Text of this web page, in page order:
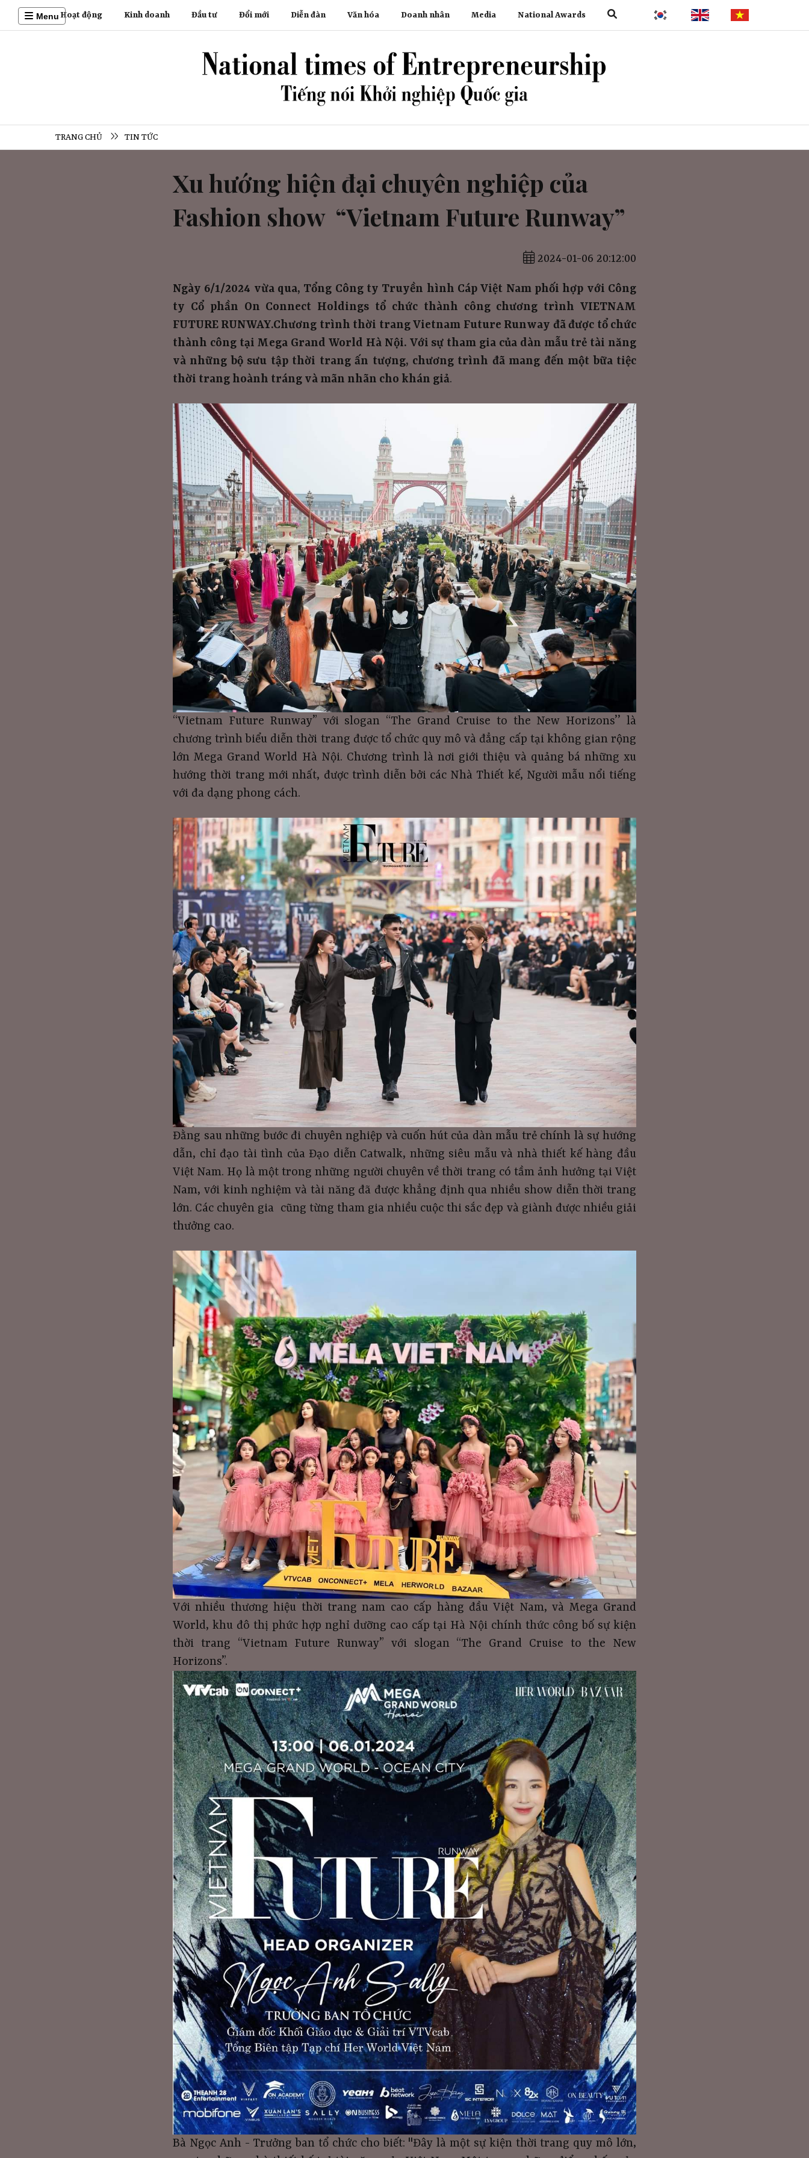
MenuHoạt động Kinh doanh Đầu tư Đổi mới Diễn đàn Văn hóa Doanh nhân Media National Awards
TRANG CHỦ TIN TỨC
Xu hướng hiện đại chuyên nghiệp của
Fashion show ​ “Vietnam Future Runway”
2024-01-06 20:12:00
Ngày 6/1/2024 vừa qua, Tổng Công ty Truyền hình Cáp Việt Nam phối hợp với Công
ty Cổ phần On Connect Holdings tổ chức thành công chương trình VIETNAM
FUTURE RUNWAY.Chương trình thời trang Vietnam Future Runway đã được tổ chức
thành công tại Mega Grand World Hà Nội. Với sự tham gia của dàn mẫu trẻ tài năng
và những bộ sưu tập thời trang ấn tượng, chương trình đã mang đến một bữa tiệc
thời trang hoành tráng và mãn nhãn cho khán giả.
“Vietnam Future Runway” với slogan “The Grand Cruise to the New Horizons’’ là
chương trình biểu diễn thời trang được tổ chức quy mô và đẳng cấp tại không gian rộng
lớn Mega Grand World Hà Nội. Chương trình là nơi giới thiệu và quảng bá những xu
hướng thời trang mới nhất, được trình diễn bởi các Nhà Thiết kế, Người mẫu nổi tiếng
với đa dạng phong cách.
Đằng sau những bước đi chuyên nghiệp và cuốn hút của dàn mẫu trẻ chính là sự hướng
dẫn, chỉ đạo tài tình của Đạo diễn Catwalk, những siêu mẫu và nhà thiết kế hàng đầu
Việt Nam. Họ là một trong những người chuyên về thời trang có tầm ảnh hưởng tại Việt
Nam, với kinh nghiệm và tài năng đã được khẳng định qua nhiều show diễn thời trang
lớn. Các chuyên gia cũng từng tham gia nhiều cuộc thi sắc đẹp và giành được nhiều giải
thưởng cao.
Với nhiều thương hiệu thời trang nam cao cấp hàng đầu Việt Nam, và Mega Grand
World, khu đô thị phức hợp nghỉ dưỡng cao cấp tại Hà Nội chính thức công bố sự kiện
thời trang “Vietnam Future Runway” với slogan “The Grand Cruise to the New
Horizons”.
Bà Ngọc Anh - Trưởng ban tổ chức cho biết: "Đây là một sự kiện thời trang quy mô lớn,